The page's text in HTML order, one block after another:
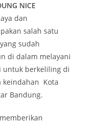
NICE
dan
salah satu
sudah
di dalam melayani
untuk berkeliling di
keindahan Kota
Bandung.